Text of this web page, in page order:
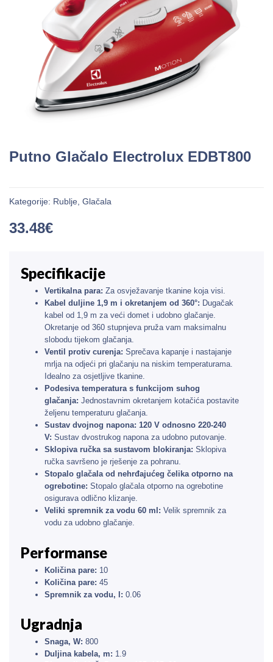
Putno Glačalo Electrolux EDBT800
Kategorije: Rublje, Glačala
33.48€
Specifikacije
Vertikalna para: Za osvježavanje tkanine koja visi.
Kabel duljine 1,9 m i okretanjem od 360°: Dugačak
kabel od 1,9 m za veći domet i udobno glačanje.
Okretanje od 360 stupnjeva pruža vam maksimalnu
slobodu tijekom glačanja.
Ventil protiv curenja: Sprečava kapanje i nastajanje
mrlja na odjeći pri glačanju na niskim temperaturama.
Idealno za osjetljive tkanine.
Podesiva temperatura s funkcijom suhog
glačanja: Jednostavnim okretanjem kotačića postavite
željenu temperaturu glačanja.
Sustav dvojnog napona: 120 V odnosno 220-240
V: Sustav dvostrukog napona za udobno putovanje.
Sklopiva ručka sa sustavom blokiranja: Sklopiva
ručka savršeno je rješenje za pohranu.
Stopalo glačala od nehrđajućeg čelika otporno na
ogrebotine: Stopalo glačala otporno na ogrebotine
osigurava odlično klizanje.
Veliki spremnik za vodu 60 ml: Velik spremnik za
vodu za udobno glačanje.
Performanse
Količina pare: 10
Količina pare: 45
Spremnik za vodu, l: 0.06
Ugradnja
Snaga, W: 800
Duljina kabela, m: 1.9